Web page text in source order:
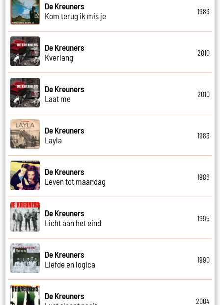
De Kreuners
Kom terug ik mis je
1983
De Kreuners
Kverlang
2010
De Kreuners
Laat me
2010
De Kreuners
Layla
1983
De Kreuners
Leven tot maandag
1986
De Kreuners
Licht aan het eind
1995
De Kreuners
Liefde en logica
1990
De Kreuners
2004